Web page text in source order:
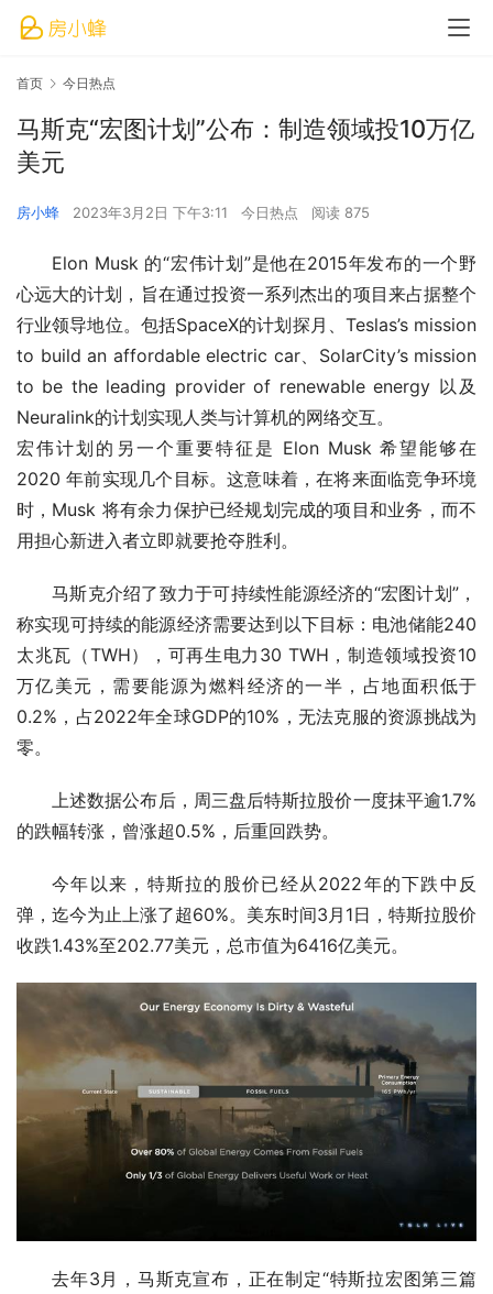
首页 今日热点
马斯克“宏图计划”公布：制造领域投10万亿
美元
房小蜂 2023年3月2日 下午3:11 今日热点 阅读 875
Elon Musk 的“宏伟计划”是他在2015年发布的一个野
心远大的计划，旨在通过投资一系列杰出的项目来占据整个
行业领导地位。包括SpaceX的计划探月、Teslas’s mission
to build an affordable electric car、SolarCity’s mission
to be the leading provider of renewable energy 以及
Neuralink的计划实现人类与计算机的网络交互。
宏伟计划的另一个重要特征是 Elon Musk 希望能够在
2020 年前实现几个目标。这意味着，在将来面临竞争环境
时，Musk 将有余力保护已经规划完成的项目和业务，而不
用担心新进入者立即就要抢夺胜利。
马斯克介绍了致力于可持续性能源经济的“宏图计划”，
称实现可持续的能源经济需要达到以下目标：电池储能240
太兆瓦（TWH），可再生电力30 TWH，制造领域投资10
万亿美元，需要能源为燃料经济的一半，占地面积低于
0.2%，占2022年全球GDP的10%，无法克服的资源挑战为
零。
上述数据公布后，周三盘后特斯拉股价一度抹平逾1.7%
的跌幅转涨，曾涨超0.5%，后重回跌势。
今年以来，特斯拉的股价已经从2022年的下跌中反
弹，迄今为止上涨了超60%。美东时间3月1日，特斯拉股价
收跌1.43%至202.77美元，总市值为6416亿美元。
去年3月，马斯克宣布，正在制定“特斯拉宏图第三篇